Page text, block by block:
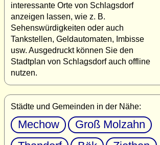
interessante Orte von Schlagsdorf
anzeigen lassen, wie z. B.
Sehenswürdigkeiten oder auch
Tankstellen, Geldautomaten, Imbisse
usw. Ausgedruckt können Sie den
Stadtplan von Schlagsdorf auch offline
nutzen.
Städte und Gemeinden in der Nähe:
Mechow
Groß Molzahn